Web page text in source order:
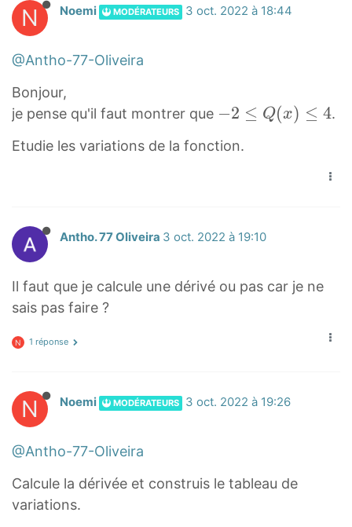
²
+
2
x
+
2
(
\
d
r
a
c
x
²
2
}
{
N Noemi MODÉRATEURS 3 oct. 2022 à 18:44
@Antho-77-Oliveira
Bonjour,
je pense qu'il faut montrer que −
≤
)
-
q
)
−2 ≤ Q(x) ≤ 4.
Etudie les variations de la fonction.
Antho. 77 Oliveira 3 oct. 2022 à 19:10
Il faut que je calcule une dérivé ou pas car je ne
sais pas faire ?
N 1 réponse
N Noemi MODÉRATEURS 3 oct. 2022 à 19:26
@Antho-77-Oliveira
Calcule la dérivée et construis le tableau de
variations.